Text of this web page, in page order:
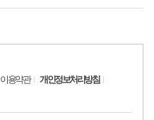
이용약관
개인정보처리방침